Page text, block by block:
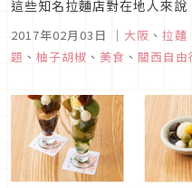
這些知名拉麵店對在地人來
我反過來問一下日本人都吃那
人不敢負擔責任推薦的表情說
2017年02月03日 ｜ 大阪 、 拉麵
題 、 柚子胡椒 、 美食 、 關西自由